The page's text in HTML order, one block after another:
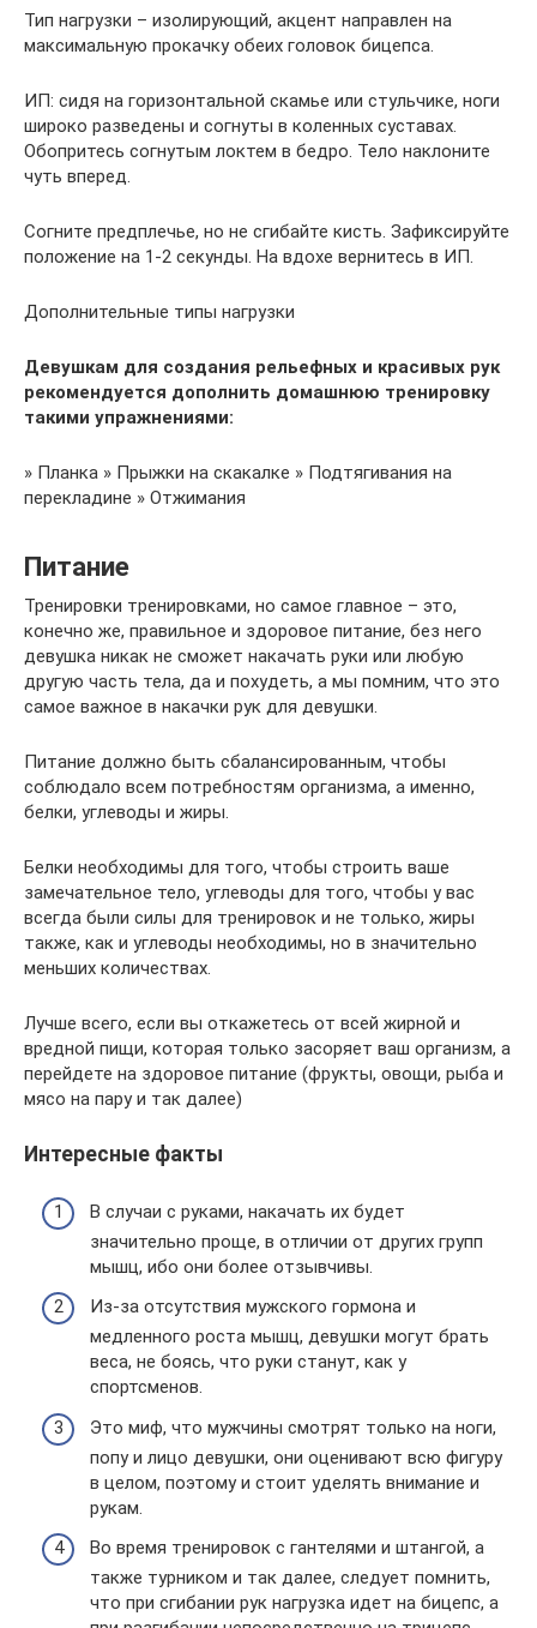
Тип нагрузки – изолирующий, акцент направлен на
максимальную прокачку обеих головок бицепса.
ИП: сидя на горизонтальной скамье или стульчике, ноги
широко разведены и согнуты в коленных суставах.
Обопритесь согнутым локтем в бедро. Тело наклоните
чуть вперед.
Согните предплечье, но не сгибайте кисть. Зафиксируйте
положение на 1-2 секунды. На вдохе вернитесь в ИП.
Дополнительные типы нагрузки
Девушкам для создания рельефных и красивых рук
рекомендуется дополнить домашнюю тренировку
такими упражнениями:
» Планка » Прыжки на скакалке » Подтягивания на
перекладине » Отжимания
Питание
Тренировки тренировками, но самое главное – это,
конечно же, правильное и здоровое питание, без него
девушка никак не сможет накачать руки или любую
другую часть тела, да и похудеть, а мы помним, что это
самое важное в накачки рук для девушки.
Питание должно быть сбалансированным, чтобы
соблюдало всем потребностям организма, а именно,
белки, углеводы и жиры.
Белки необходимы для того, чтобы строить ваше
замечательное тело, углеводы для того, чтобы у вас
всегда были силы для тренировок и не только, жиры
также, как и углеводы необходимы, но в значительно
меньших количествах.
Лучше всего, если вы откажетесь от всей жирной и
вредной пищи, которая только засоряет ваш организм, а
перейдете на здоровое питание (фрукты, овощи, рыба и
мясо на пару и так далее)
Интересные факты
В случаи с руками, накачать их будет
значительно проще, в отличии от других групп
мышц, ибо они более отзывчивы.
Из-за отсутствия мужского гормона и
медленного роста мышц, девушки могут брать
веса, не боясь, что руки станут, как у
спортсменов.
Это миф, что мужчины смотрят только на ноги,
попу и лицо девушки, они оценивают всю фигуру
в целом, поэтому и стоит уделять внимание и
рукам.
Во время тренировок с гантелями и штангой, а
также турником и так далее, следует помнить,
что при сгибании рук нагрузка идет на бицепс, а